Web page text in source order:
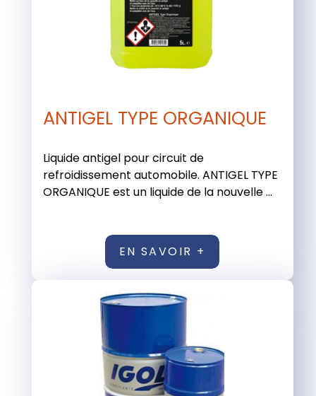
ANTIGEL TYPE ORGANIQUE
Liquide antigel pour circuit de
refroidissement automobile. ANTIGEL TYPE
ORGANIQUE est un liquide de la nouvelle ...
EN SAVOIR +